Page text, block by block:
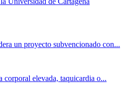
un proyecto subvencionado con...
corporal elevada, taquicardia o...